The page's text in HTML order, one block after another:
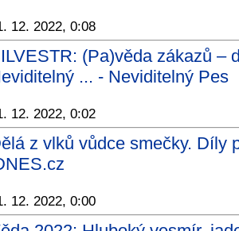
12. 2022, 0:08
(Pa)věda zákazů –
... - Neviditelný Pes
12. 2022, 0:02
z vlků vůdce smečky. Díly
12. 2022, 0:00